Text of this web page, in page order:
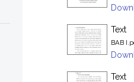
Text
BAB
Text